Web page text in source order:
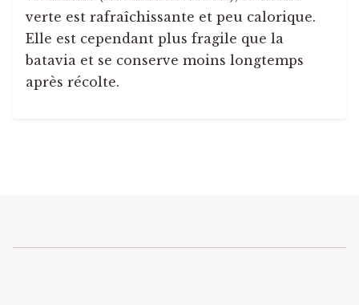
verte est rafraîchissante et peu calorique.
Elle est cependant plus fragile que la
batavia et se conserve moins longtemps
après récolte.